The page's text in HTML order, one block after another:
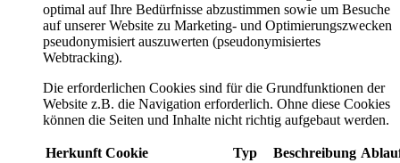
optimal auf Ihre Bedürfnisse abzustimmen sowie um Besuche
auf unserer Website zu Marketing- und Optimierungszwecken
pseudonymisiert auszuwerten (pseudonymisiertes
Webtracking).
Die erforderlichen Cookies sind für die Grundfunktionen der
Website z.B. die Navigation erforderlich. Ohne diese Cookies
können die Seiten und Inhalte nicht richtig aufgebaut werden.
Herkunft Cookie Typ Beschreibung